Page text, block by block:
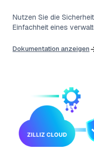
Nutzen Sie die
Einfachheit eines
Dokumentation anzeigen